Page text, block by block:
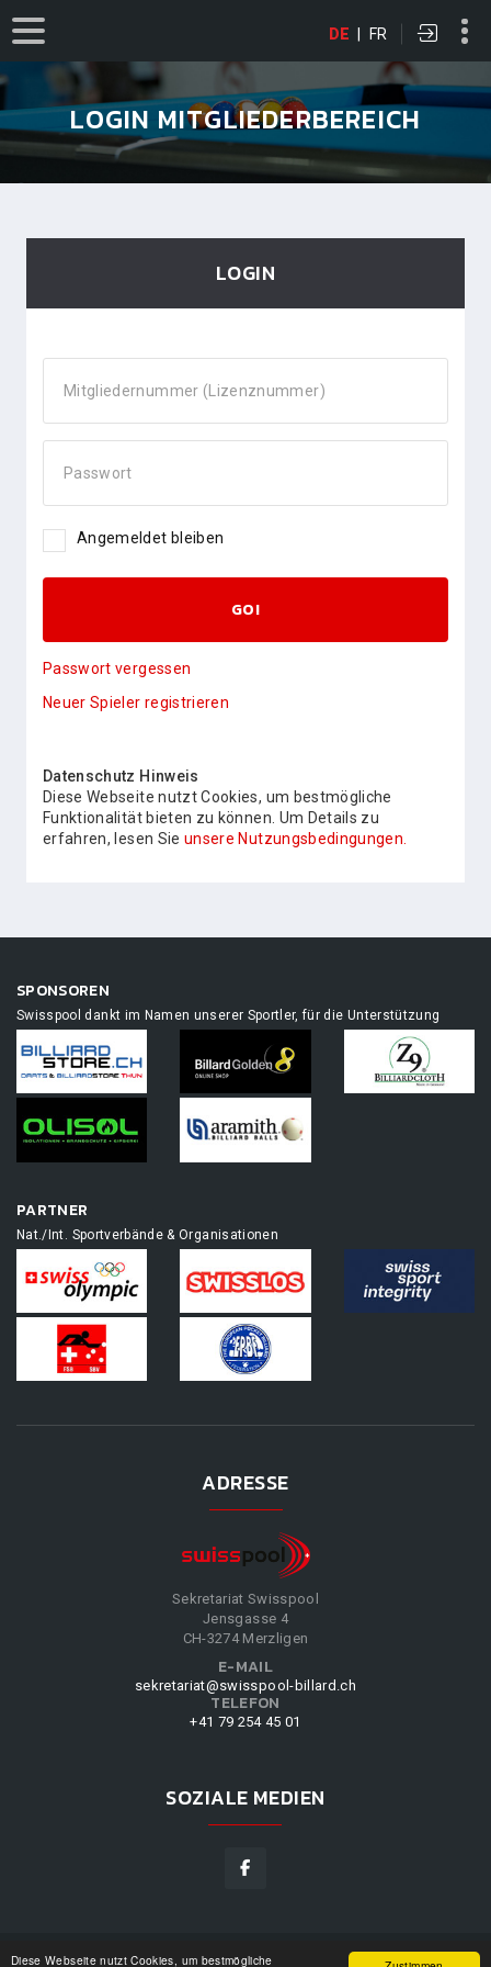
Diese Webseite nutzt Cookies, um bestmögliche
DE | FR
LOGIN MITGLIEDERBEREICH
LOGIN
Mitgliedernummer (Lizenznummer)
Passwort
Angemeldet bleiben
GO!
Passwort vergessen
Neuer Spieler registrieren
Datenschutz Hinweis
Diese Webseite nutzt Cookies, um bestmögliche
Funktionalität bieten zu können. Um Details zu
erfahren, lesen Sie unsere Nutzungsbedingungen.
SPONSOREN
Swisspool dankt im Namen unserer Sportler, für die Unterstützung
PARTNER
Nat./Int. Sportverbände & Organisationen
ADRESSE
Sekretariat Swisspool
Jensgasse 4
CH-3274 Merzligen
E-MAIL
sekretariat@swisspool-billard.ch
TELEFON
+41 79 254 45 01
SOZIALE MEDIEN